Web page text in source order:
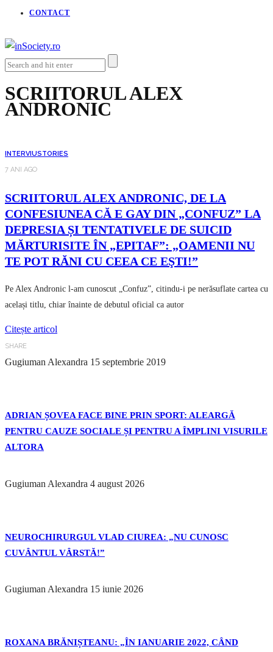
CONTACT
SCRIITORUL ALEX
ANDRONIC
INTERVIUSTORIES
7 ANI AGO
SCRIITORUL ALEX ANDRONIC, DE LA
CONFESIUNEA CĂ E GAY DIN „CONFUZ” LA
DEPRESIA ȘI TENTATIVELE DE SUICID
MĂRTURISITE ÎN „EPITAF”: „OAMENII NU
TE POT RĂNI CU CEEA CE EŞTI!”
Pe Alex Andronic l-am cunoscut „Confuz”, citindu-i pe nerăsuflate cartea cu
același titlu, chiar înainte de debutul oficial ca autor
Citește articol
SHARE
Gugiuman Alexandra 15 septembrie 2019
ADRIAN ȘOVEA FACE BINE PRIN SPORT: ALEARGĂ
PENTRU CAUZE SOCIALE ȘI PENTRU A ÎMPLINI VISURILE
ALTORA
Gugiuman Alexandra 4 august 2026
NEUROCHIRURGUL VLAD CIUREA: „NU CUNOSC
CUVÂNTUL VÂRSTĂ!”
Gugiuman Alexandra 15 iunie 2026
ROXANA BRĂNIȘTEANU: „ÎN IANUARIE 2022, CÂND